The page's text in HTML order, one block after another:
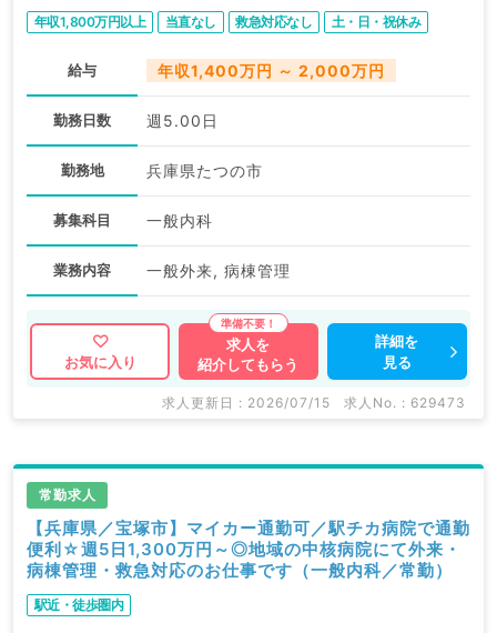
年収1,800万円以上 当直なし 救急対応なし 土・日・祝休み
給与 年収1,400万円 ～ 2,000万円
勤務日数 週5.00日
勤務地 兵庫県たつの市
募集科目 一般内科
業務内容 一般外来, 病棟管理
お気に入り
求人を
紹介してもらう
詳細を
見る
求人更新日 : 2026/07/15 求人No. : 629473
常勤求人
【兵庫県／宝塚市】マイカー通勤可／駅チカ病院で通勤
便利☆週5日1,300万円～◎地域の中核病院にて外来・
病棟管理・救急対応のお仕事です（一般内科／常勤）
駅近・徒歩圏内